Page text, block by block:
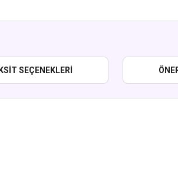
SEÇENEKLERI